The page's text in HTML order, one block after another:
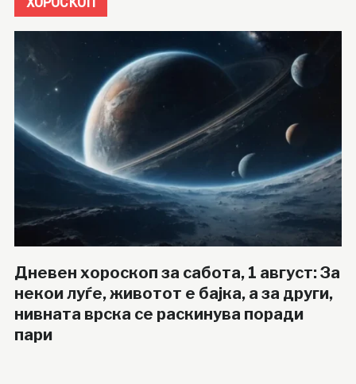
Дневен хороскоп за сабота, 1 август: За
некои луѓе, животот е бајка, а за други,
нивната врска се раскинува поради
пари